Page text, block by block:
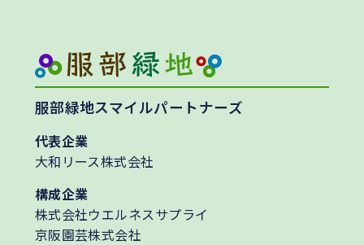
服部緑地スマイルパートナーズ
代表企業
大和リース株式会社
構成企業
株式会社ウエルネスサプライ
京阪園芸株式会社